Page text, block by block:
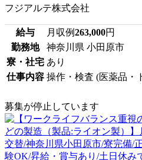
フジアルテ株式会社
給与 月収例263,000円
勤務地
神奈川県 小田原市
寮・社宅 あり
仕事内容 操作・検査 (医薬品・
募集が停止しています